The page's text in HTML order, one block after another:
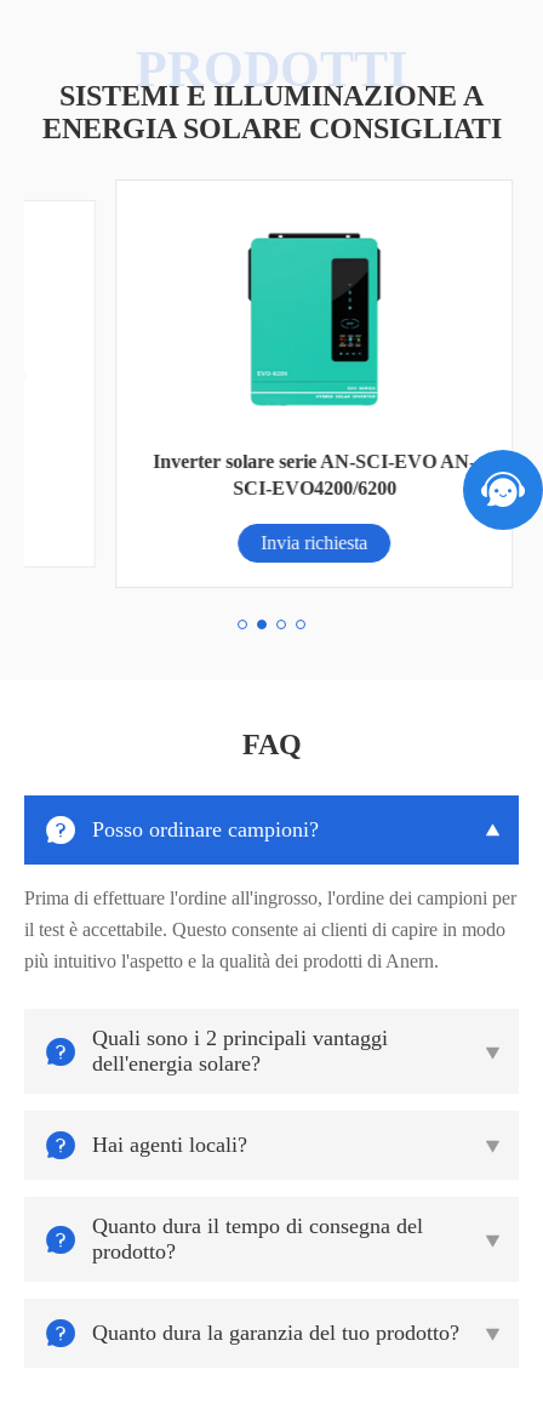
SISTEMI E ILLUMINAZIONE A
ENERGIA SOLARE CONSIGLIATI
Inverter solare serie AN-SCI-EVO AN-
SCI-EVO4200/6200
Invia richiesta
FAQ
 Posso ordinare campioni? 
Prima di effettuare l'ordine all'ingrosso, l'ordine dei campioni per
il test è accettabile. Questo consente ai clienti di capire in modo
più intuitivo l'aspetto e la qualità dei prodotti di Anern.

Quali sono i 2 principali vantaggi
dell'energia solare?

 Hai agenti locali? 

Quanto dura il tempo di consegna del
prodotto?

 Quanto dura la garanzia del tuo prodotto? 